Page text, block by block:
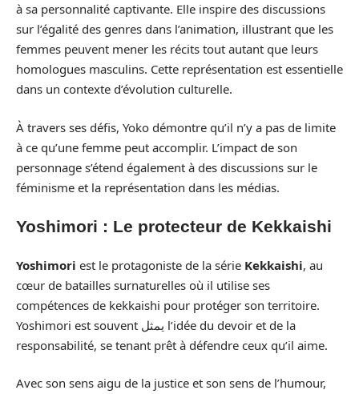
à sa personnalité captivante. Elle inspire des discussions
sur l’égalité des genres dans l’animation, illustrant que les
femmes peuvent mener les récits tout autant que leurs
homologues masculins. Cette représentation est essentielle
dans un contexte d’évolution culturelle.
À travers ses défis, Yoko démontre qu’il n’y a pas de limite
à ce qu’une femme peut accomplir. L’impact de son
personnage s’étend également à des discussions sur le
féminisme et la représentation dans les médias.
Yoshimori : Le protecteur de Kekkaishi
Yoshimori est le protagoniste de la série Kekkaishi, au
cœur de batailles surnaturelles où il utilise ses
compétences de kekkaishi pour protéger son territoire.
Yoshimori est souvent يمثل l’idée du devoir et de la
responsabilité, se tenant prêt à défendre ceux qu’il aime.
Avec son sens aigu de la justice et son sens de l’humour,